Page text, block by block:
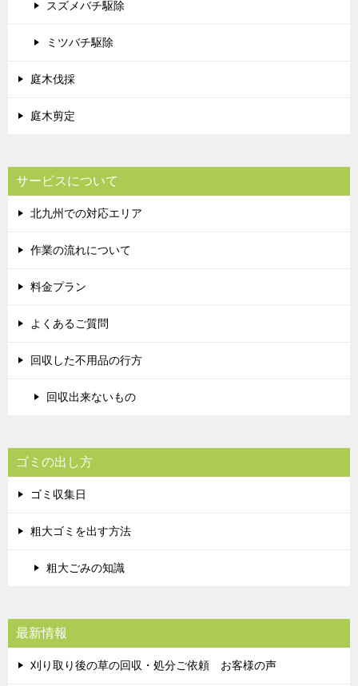
スズメバチ駆除
ミツバチ駆除
庭木伐採
庭木剪定
サービスについて
北九州での対応エリア
作業の流れについて
料金プラン
よくあるご質問
回収した不用品の行方
回収出来ないもの
ゴミの出し方
ゴミ収集日
粗大ゴミを出す方法
粗大ごみの知識
最新情報
刈り取り後の草の回収・処分ご依頼 お客様の声